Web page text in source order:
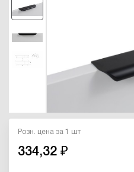
Розн. цена за 1 шт
334,32 ₽